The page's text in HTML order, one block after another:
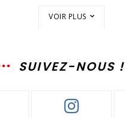
VOIR PLUS
SUIVEZ-NOUS !